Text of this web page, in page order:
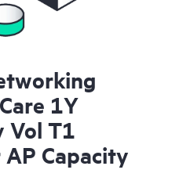
1Y
Vol T1
Capacity